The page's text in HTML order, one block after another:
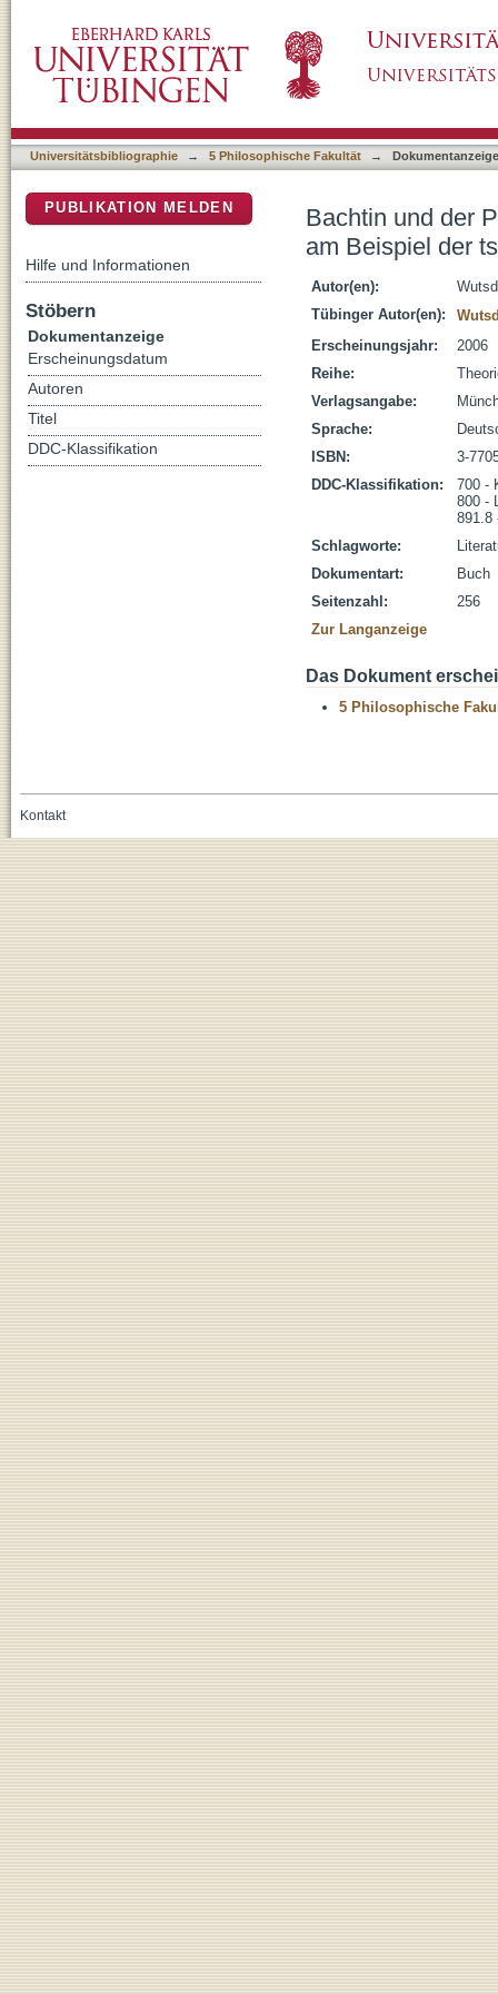
tschechischen Avantgarde
Universitätsbibliographie → 5 Philosophische Fakultät → Dokumentanzeige
Bachtin und der
am Beispiel der
Autor(en):
Tübinger Autor(en):
Erscheinungsjahr:
2006
Reihe:
Verlagsangabe:
Sprache:
ISBN:
3-
DDC-Klassifikation:
700 -
800 -
891.8
Schlagworte:
Dokumentart:
Buch
Seitenzahl:
256
Zur Langanzeige
Das Dokument
5 Philosophische
PUBLIKATION MELDEN
Hilfe und Informationen
Stöbern
Dokumentanzeige
Erscheinungsdatum
Autoren
Titel
DDC-Klassifikation
Kontakt